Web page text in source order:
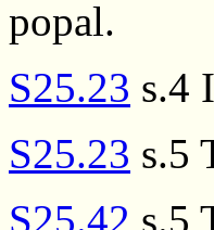
popal.
S25.23 s.4
S25.23 s.5
S25.42 s.5